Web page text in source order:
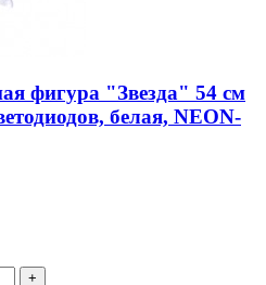
фигура "Звезда" 54 см
белая, NEON-